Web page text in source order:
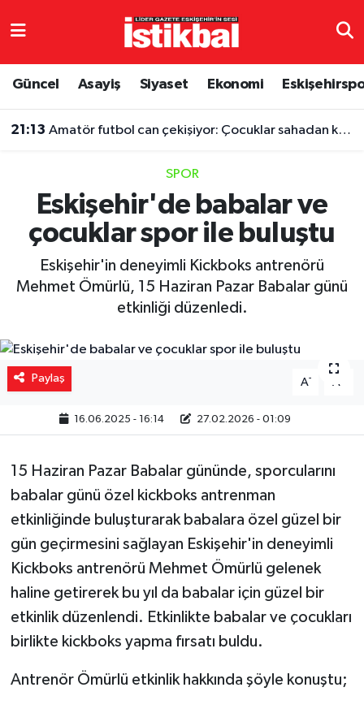
Güncel Asayiş Siyaset Ekonomi
21:13 Amatör futbol can çekişiyor: Çocuklar sahadan koparılıyor
SPOR
Eskişehir'de babalar ve
çocuklar spor ile buluştu
Eskişehir'in deneyimli Kickboks antrenörü
Mehmet Ömürlü, 15 Haziran Pazar Babalar günü
etkinliği düzenledi.
Paylaş A- A
16.06.2025 - 16:14 27.02.2026 - 01:09
15 Haziran Pazar Babalar gününde, sporcularını
babalar günü özel kickboks antrenman
etkinliğinde buluşturarak babalara özel güzel bir
gün geçirmesini sağlayan Eskişehir'in deneyimli
Kickboks antrenörü Mehmet Ömürlü gelenek
haline getirerek bu yıl da babalar için güzel bir
etkinlik düzenlendi. Etkinlikte babalar ve çocukları
birlikte kickboks yapma fırsatı buldu.
Antrenör Ömürlü etkinlik hakkında şöyle konuştu;
Eskişehirspor
Spor
Eğitim
Sağlık
Yaşam
Resmi ilanlar
Eskişehir Nöbetçi Eczaneler
TFF 3.Lig 4.Grup Puan Durumu ve Fikstür
Tüm Manşetler
Son Dakika Haberleri
Haber Arşivi